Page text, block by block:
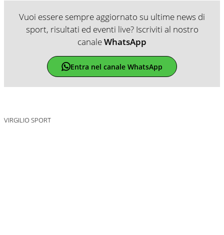
Vuoi essere sempre aggiornato su ultime news di
sport, risultati ed eventi live? Iscriviti al nostro
canaleWhatsApp
Entra nel canale WhatsApp
VIRGILIO SPORT